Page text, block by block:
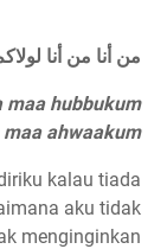
من أنا من أنا
maa hubbukum
ahwaakum
kalau tiada
aku tidak
menginginkan